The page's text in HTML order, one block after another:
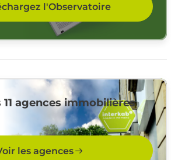
l'Observatoire
agences immobilières
les agences